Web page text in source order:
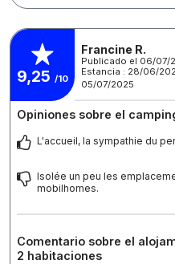
9,25 /10
Francine R.
Publicado el 06/07/
Estancia : 28/06/
05/07/2025
Opiniones sobre el
L'accueil, la sympathie du
Isolée un peu les
mobilhomes.
Comentario sobre el
2 habitaciones